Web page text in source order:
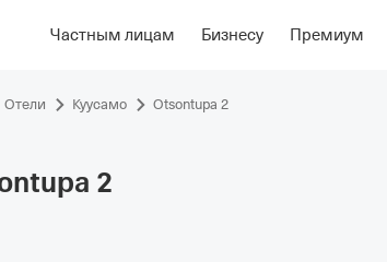
Частным лицам Бизнесу Премиум
Фотографии НомераРасположениеОб
Отели Куусамо Otsontupa 2
2